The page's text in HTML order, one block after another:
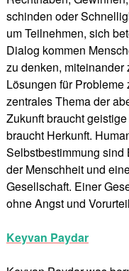
schinden oder
um Teilnehmen, sich
Dialog kommen
zu denken, miteinander
Lösungen für
zentrales Thema der
Zukunft braucht
braucht Herkunft.
Selbstbestimmung
der Menschheit und
Gesellschaft. Einer
ohne Angst und
Keyvan Paydar